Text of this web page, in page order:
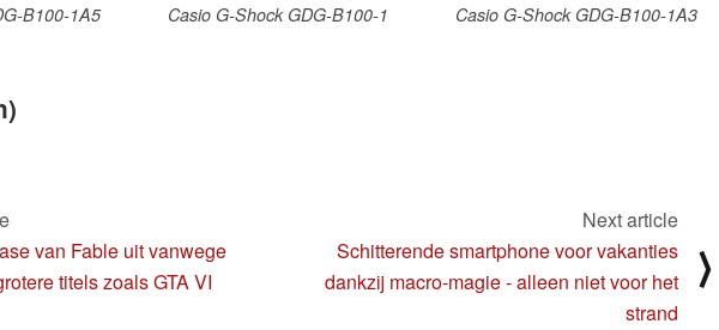
B100-1A5 Casio G-Shock GDG-B100-1 Casio G-Shock GDG-B100-1A3
van Fable uit vanwege
titels zoals GTA VI
Next article
Schitterende smartphone voor vakanties
dankzij macro-magie - alleen niet voor het
strand
⟩